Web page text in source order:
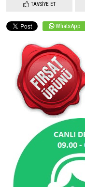
TAVSIYE ET
WhatsApp